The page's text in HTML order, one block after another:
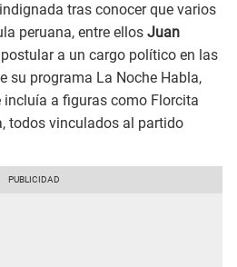
tras conocer que varios
peruana, entre ellos Juan
a un cargo político en las
su programa La Noche Habla,
a figuras como Florcita
todos vinculados al partido